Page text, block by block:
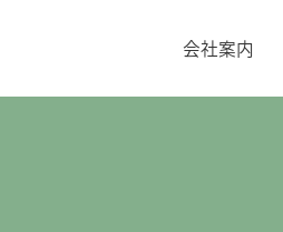
会社案内